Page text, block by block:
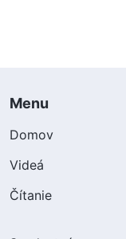
Menu
Domov
Videá
Čítanie